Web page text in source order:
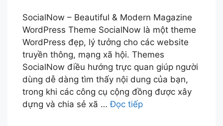
SocialNow – Beautiful & Modern Magazine
WordPress Theme SocialNow là một theme
WordPress đẹp, lý tưởng cho các website
truyền thông, mạng xã hội. Themes
SocialNow điều hướng trực quan giúp người
dùng dễ dàng tìm thấy nội dung của bạn,
trong khi các công cụ cộng đồng được xây
dựng và chia sẻ xã …Đọc tiếp